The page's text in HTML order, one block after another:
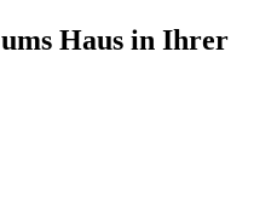
Haus in Ihrer